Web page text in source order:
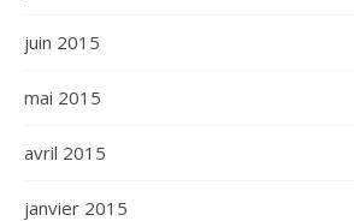
juin 2015
mai 2015
avril 2015
janvier 2015